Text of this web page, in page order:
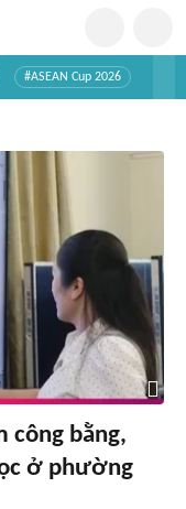
#ASEAN Cup 2026
công bằng,
ở phường